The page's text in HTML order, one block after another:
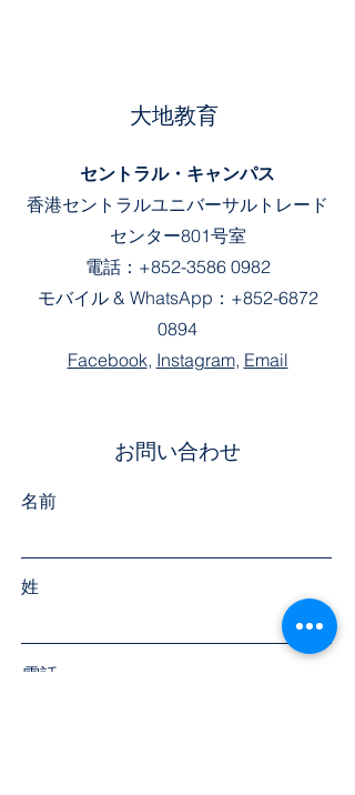
大地教育
セントラル・キャンパス
香港セントラルユニバーサルトレード
センター801号室
電話： +852-3586 0982
モバイル & WhatsApp： +852-6872
0894
Facebook, Instagram, Email
お問い合わせ
名前
姓
電話